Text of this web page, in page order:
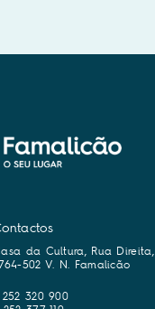
da Cultura, Rua Direita,
502 V. N. Famalicão
252 320 900